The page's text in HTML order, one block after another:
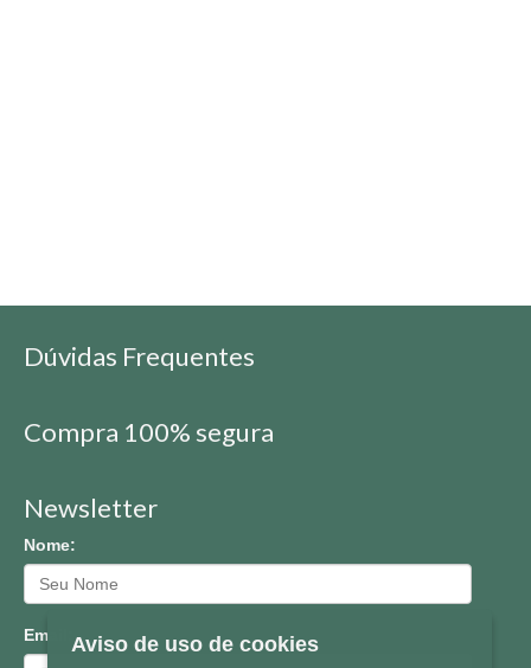
Dúvidas Frequentes
Compra 100% segura
Newsletter
Nome:
Email: Aviso de uso de cookies